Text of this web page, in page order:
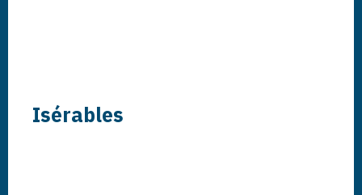
Isérables